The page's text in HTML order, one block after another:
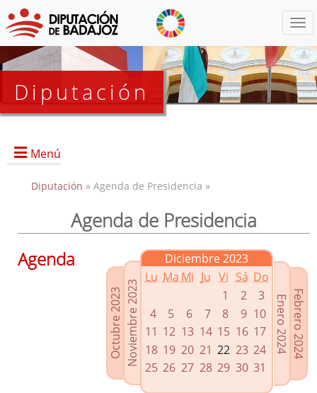
Diputación
Menú
Presidencia
Grupos Políticos
Enlaces relacionados
Agenda de Presidencia
Plenos provinciales y Juntas de gobierno
Oficina de Proyectos Europeos
Diputación » Agenda de Presidencia »
Agenda de Presidencia
Octubre 2023Noviembre 2023
Diciembre 2023
Lu Ma Mi Ju Vi Sá Do
1
2
3
4
5 6 7 8 9 10
11 12 13 14 15 16 17
18 19 20 21 22 23 24
25 26 27 28 29 30 31
Febrero 2024
Enero 2024
Agenda